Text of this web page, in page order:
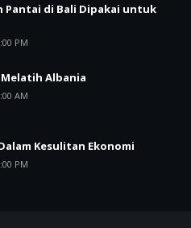
Pantai di Bali Dipakai untuk
PM
Albania
AM
Kesulitan Ekonomi
PM